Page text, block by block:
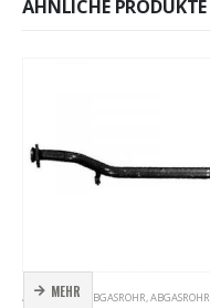
ÄHNLICHE PRODUKTE
MEHR
ABGASROHR ABGASROHR,ABGASROHR